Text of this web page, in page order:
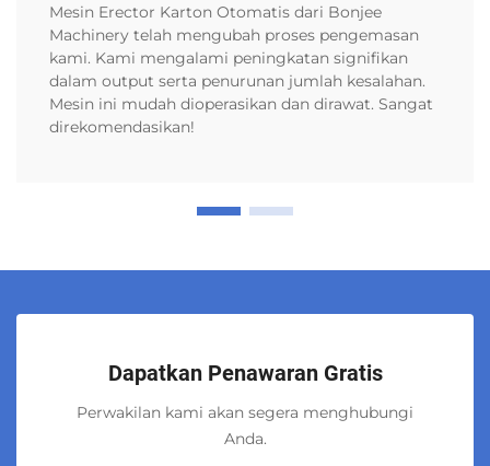
Mesin Erector Karton Otomatis dari Bonjee
Machinery telah mengubah proses pengemasan
kami. Kami mengalami peningkatan signifikan
dalam output serta penurunan jumlah kesalahan.
Mesin ini mudah dioperasikan dan dirawat. Sangat
direkomendasikan!
Dapatkan Penawaran Gratis
Perwakilan kami akan segera menghubungi
Anda.